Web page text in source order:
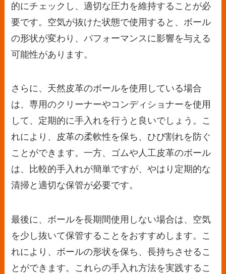
的にチェックし、適切な圧力を維持することが必
要です。空気が抜けた状態で使用すると、ボール
の形状が変わり、パフォーマンスに影響を与える
可能性があります。
さらに、天然皮革のボールを使用している場合
は、専用のクリーナーやコンディショナーを使用
して、定期的に手入れを行うと良いでしょう。こ
れにより、皮革の柔軟性を保ち、ひび割れを防ぐ
ことができます。一方、ゴムや人工皮革のボール
は、比較的手入れが簡単ですが、やはり定期的な
清掃と適切な保管が必要です。
最後に、ボールを長期間使用しない場合は、空気
を少し抜いて保管することをおすすめします。こ
れにより、ボールの形状を保ち、長持ちさせるこ
とができます。これらの手入れ方法を実践するこ